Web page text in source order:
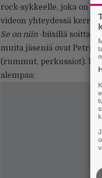
rock-sykkeelle, joka on
videon yhteydessä
Se on niin-biisillä soittaa
muita jäseniä ovat Petri
(rummut, perkussiot).
alempaa: